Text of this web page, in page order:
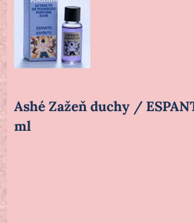
Ashé Zažeň duchy /
ml